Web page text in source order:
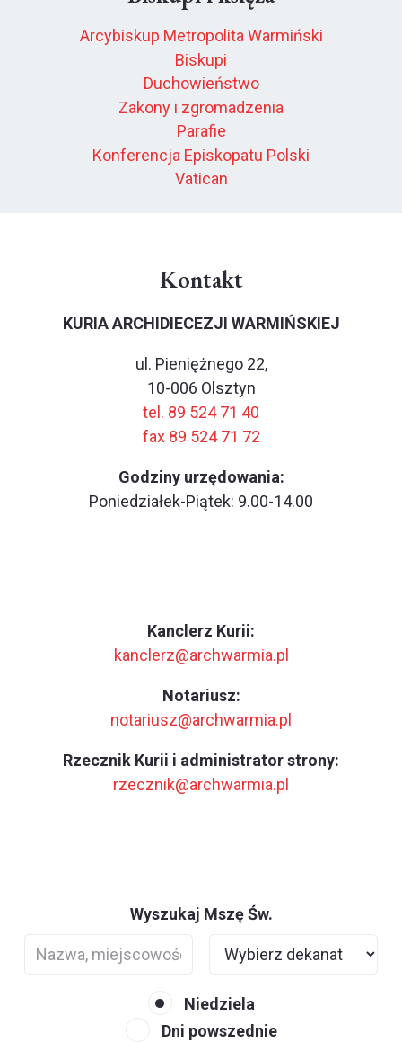
Arcybiskup Metropolita Warmiński
Biskupi
Duchowieństwo
Zakony i zgromadzenia
Parafie
Konferencja Episkopatu Polski
Vatican
Kontakt
KURIA ARCHIDIECEZJI WARMIŃSKIEJ
ul. Pieniężnego 22,
10-006 Olsztyn
tel. 89 524 71 40
fax 89 524 71 72
Godziny urzędowania:
Poniedziałek-Piątek: 9.00-14.00
Kanclerz Kurii:
kanclerz@archwarmia.pl
Notariusz:
notariusz@archwarmia.pl
Rzecznik Kurii i administrator strony:
rzecznik@archwarmia.pl
Wyszukaj Mszę Św.
Niedziela
Dni powszednie